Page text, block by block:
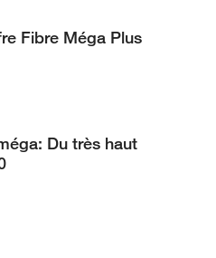
Fibre Méga Plus
Du très haut